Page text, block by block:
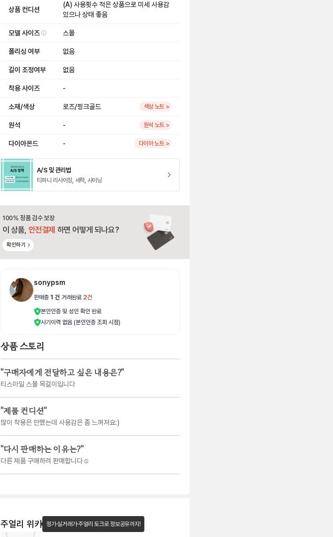
상품 컨디션
(A) 사용횟수 적은 상품으로 미세 사용감
있으나 상태 좋음
모델 사이즈 스몰
폴리싱 여부 없음
길이 조정여부 없음
착용 사이즈 -
소재/색상 로즈/핑크골드 색상 노트 >
원석 - 원석 노트 >
다이아몬드 - 다이아 노트 >
A/S 및 관리법
티파니 리사이징, 세척, 샤이닝
100% 정품 검수 보장
이 상품, 안전결제 하면 어떻게 되나요?
확인하기
sonypsm
판매중 1 건 거래완료 2건
본인인증 및 성인 확인 완료
사기이력 없음 (본인인증 조회 시점)
상품 스토리
"구매자에게 전달하고 싶은 내용은?"
티스마일 스몰 목걸이입니다
"제품 컨디션"
많이 착용은 안했는데 사용감은 좀 느껴져요:)
"다시 판매하는 이유는?"
다른 제품 구매하려 판매합니다☺️
주얼리 위키 정가·실거래가·주얼리 토크로 정보공유까지!